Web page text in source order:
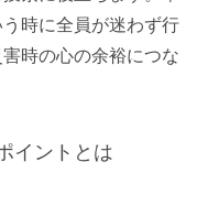
時に全員が迷わず行
時の心の余裕につな
イントとは